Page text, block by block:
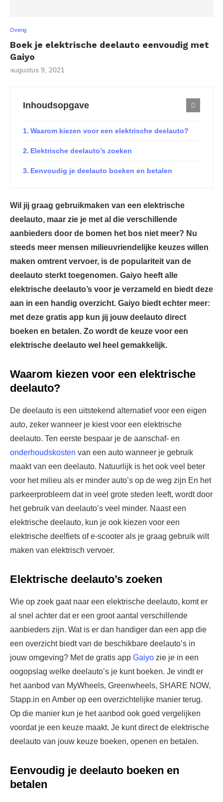
Overig
Boek je elektrische deelauto eenvoudig met
Gaiyo
augustus 9, 2021
Inhoudsopgave
Waarom kiezen voor een elektrische deelauto?
Elektrische deelauto’s zoeken
Eenvoudig je deelauto boeken en betalen
Wil jij graag gebruikmaken van een elektrische
deelauto, maar zie je met al die verschillende
aanbieders door de bomen het bos niet meer? Nu
steeds meer mensen milieuvriendelijke keuzes willen
maken omtrent vervoer, is de populariteit van de
deelauto sterkt toegenomen. Gaiyo heeft alle
elektrische deelauto’s voor je verzameld en biedt deze
aan in een handig overzicht. Gaiyo biedt echter meer:
met deze gratis app kun jij jouw deelauto direct
boeken en betalen. Zo wordt de keuze voor een
elektrische deelauto wel heel gemakkelijk.
Waarom kiezen voor een elektrische
deelauto?
De deelauto is een uitstekend alternatief voor een eigen
auto, zeker wanneer je kiest voor een elektrische
deelauto. Ten eerste bespaar je de aanschaf- en
onderhoudskosten van een auto wanneer je gebruik
maakt van een deelauto. Natuurlijk is het ook veel beter
voor het milieu als er minder auto’s op de weg zijn En het
parkeerprobleem dat in veel grote steden leeft, wordt door
het gebruik van deelauto’s veel minder. Naast een
elektrische deelauto, kun je ook kiezen voor een
elektrische deelfiets of e-scooter als je graag gebruik wilt
maken van elektrisch vervoer.
Elektrische deelauto’s zoeken
Wie op zoek gaat naar een elektrische deelauto, komt er
al snel achter dat er een groot aantal verschillende
aanbieders zijn. Wat is er dan handiger dan een app die
een overzicht biedt van de beschikbare deelauto’s in
jouw omgeving? Met de gratis app Gaiyo zie je in een
oogopslag welke deelauto’s je kunt boeken. Je vindt er
het aanbod van MyWheels, Greenwheels, SHARE NOW,
Stapp.in en Amber op een overzichtelijke manier terug.
Op die manier kun je het aanbod ook goed vergelijken
voordat je een keuze maakt. Je kunt direct de elektrische
deelauto van jouw keuze boeken, openen en betalen.
Eenvoudig je deelauto boeken en
betalen